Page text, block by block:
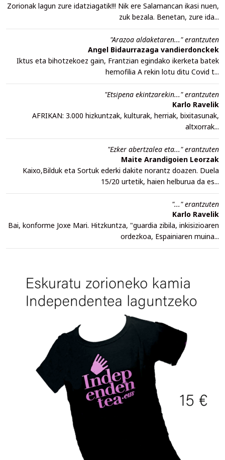
Zorionak lagun zure idatziagatik!!! Nik ere Salamancan ikasi nuen,
zuk bezala. Benetan, zure ida...
"Arazoa aldaketaren..." erantzuten
Angel Bidaurrazaga vandierdonckek
Iktus eta bihotzekoez gain, Frantzian egindako ikerketa batek
hemofilia A rekin lotu ditu Covid t...
"Etsipena ekintzarekin..." erantzuten
Karlo Ravelik
AFRIKAN: 3.000 hizkuntzak, kulturak, herriak, bixitasunak,
altxorrak...
"Ezker abertzalea eta..." erantzuten
Maite Arandigoien Leorzak
Kaixo,Bilduk eta Sortuk ederki dakite norantz doazen. Duela
15/20 urtetik, haien helburua da es...
"..." erantzuten
Karlo Ravelik
Bai, konforme Joxe Mari. Hitzkuntza, "guardia zibila, inkisizioaren
ordezkoa, Espainiaren muina...